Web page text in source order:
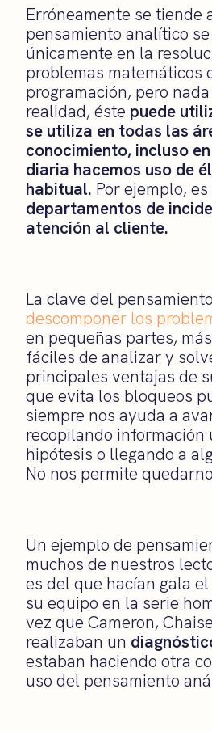
Erróneamente se tiende
pensamiento analítico
únicamente en la
problemas matemáticos
programación, pero
realidad, éste puede
se utiliza en todas las
conocimiento, incluso
diaria hacemos uso de
habitual. Por ejemplo,
departamentos de
atención al cliente.
La clave del
descomponer los
en pequeñas partes,
fáciles de analizar y
principales ventajas de
que evita los bloqueos
siempre nos ayuda a
recopilando información
hipótesis o llegando a
No nos permite
Un ejemplo de
muchos de nuestros
es del que hacían gala
su equipo en la serie
vez que Cameron,
realizaban un
estaban haciendo otra
uso del pensamiento